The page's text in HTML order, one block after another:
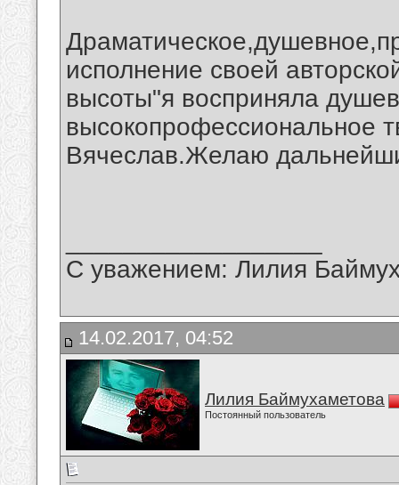
исполнение своей
высоты"я восприняла
высокопрофессиональное
Вячеслав.Желаю
С уважением: Лилия
14.02.2017, 04:52
Лилия Баймухаметова
Постоянный пользователь